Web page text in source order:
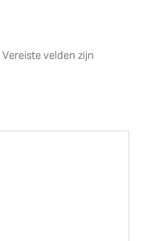
Vereiste velden zijn